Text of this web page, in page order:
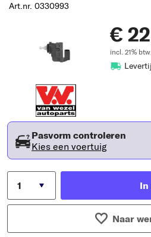
Art.nr. 0330993
€
incl. 21%
Pasvorm controleren
Kies een voertuig
In
Naar